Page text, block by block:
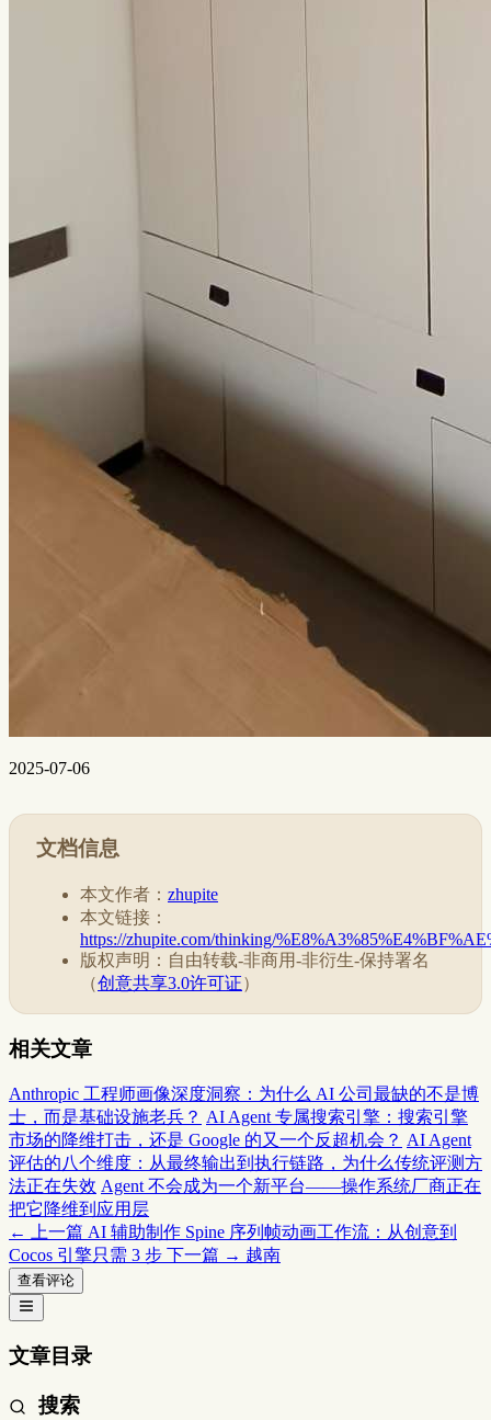
2025-07-06
文档信息
本文作者： zhupite
本文链接：
https://zhupite.com/thinking/
版权声明：自由转载-非商用-非衍生-保持署名
（创意共享3.0许可证）
相关文章
Anthropic 工程师画像深度洞察：为什么 AI 公司最缺的不是博
士，而是基础设施老兵？ AI Agent 专属搜索引擎：搜索引擎
市场的降维打击，还是 Google 的又一个反超机会？ AI Agent
评估的八个维度：从最终输出到执行链路，为什么传统评测方
法正在失效 Agent 不会成为一个新平台——操作系统厂商正在
把它降维到应用层
← 上一篇 AI 辅助制作 Spine 序列帧动画工作流：从创意到
Cocos 引擎只需 3 步 下一篇 → 越南
查看评论
文章目录
搜索